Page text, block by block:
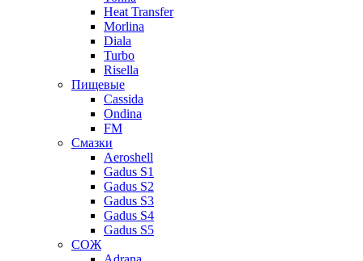
Heat Transfer
Morlina
Diala
Turbo
Risella
Пищевые
Cassida
Ondina
FM
Смазки
Aeroshell
Gadus S1
Gadus S2
Gadus S3
Gadus S4
Gadus S5
СОЖ